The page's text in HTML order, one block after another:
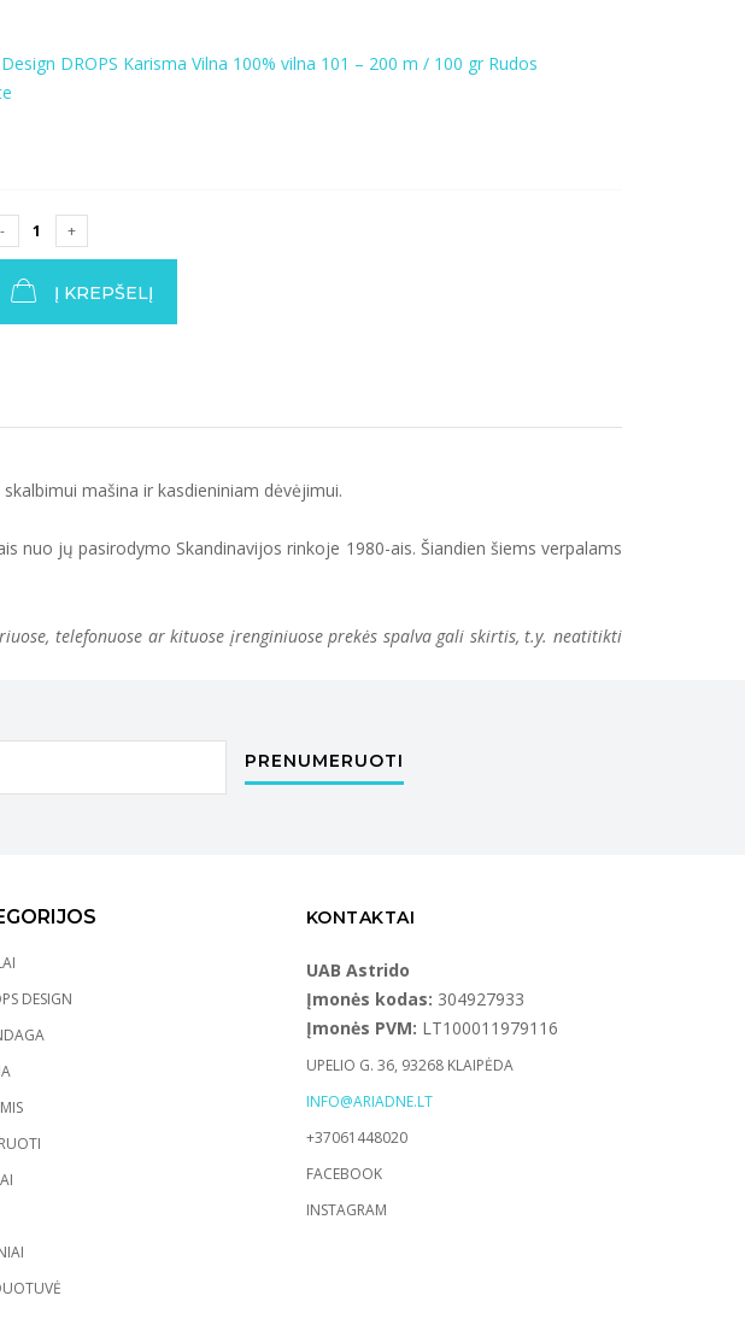
DROPS Karisma Vilna 100% vilna 101 – 200 m / 100 gr Rudos
Į KREPŠELĮ
mašina ir kasdieniniam dėvėjimui.
nuo jų pasirodymo Skandinavijos rinkoje 1980-ais. Šiandien šiems verpalams
telefonuose ar kituose įrenginiuose prekės spalva gali skirtis, t.y. neatitikti
PRENUMERUOTI
DESIGN
KONTAKTAI
UAB Astrido
Įmonės kodas: 304927933
Įmonės PVM: LT100011979116
UPELIO G. 36, 93268 KLAIPĖDA
INFO@ARIADNE.LT
+37061448020
FACEBOOK
INSTAGRAM